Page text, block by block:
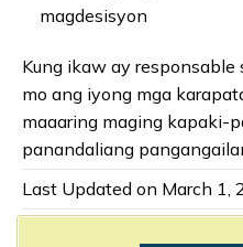
magdesisyon
Kung ikaw ay
mo ang iyong mga
maaaring maging kapaki-
panandaliang
Last Updated on March 1,